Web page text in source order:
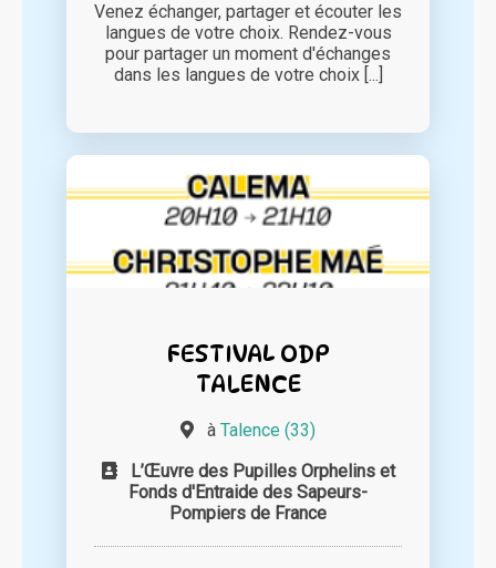
Venez échanger, partager et écouter les
langues de votre choix. Rendez-vous
pour partager un moment d'échanges
dans les langues de votre choix [...]
FESTIVAL ODP
TALENCE
à Talence (33)
L’Œuvre des Pupilles Orphelins et
Fonds d'Entraide des Sapeurs-
Pompiers de France